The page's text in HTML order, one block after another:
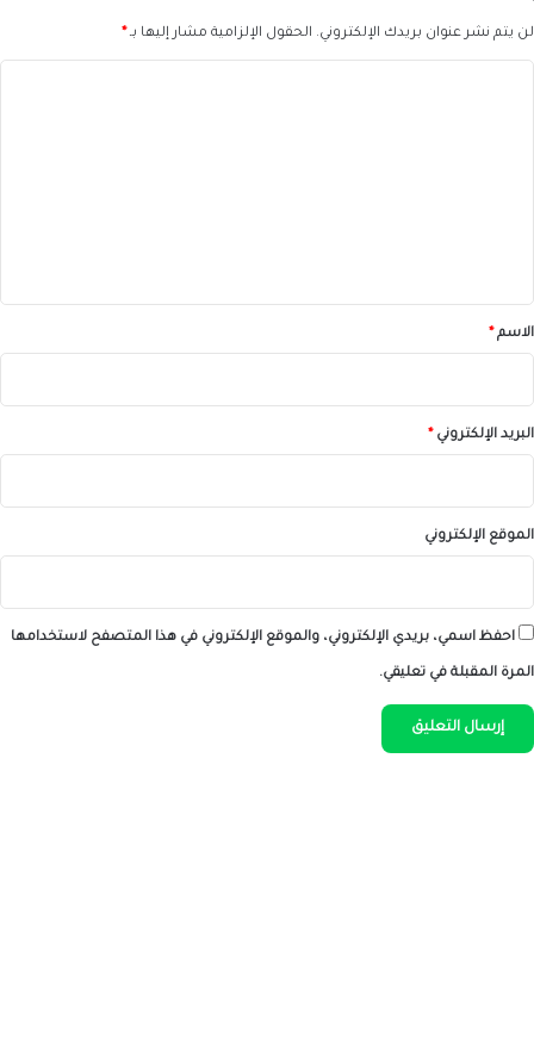
لن يتم نشر عنوان بريدك الإلكتروني. الحقول الإلزامية مشار إليها بـ *
*الاسم *
البريد الإلكتروني *
الموقع الإلكتروني
احفظ اسمي، بريدي الإلكتروني، والموقع الإلكتروني في هذا المتصفح لاستخدامها
المرة المقبلة في تعليقي.